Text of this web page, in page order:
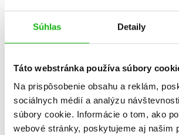
Súhlas Detaily
Táto webstránka používa súbory
Na prispôsobenie obsahu a reklám,
sociálnych médií a analýzu
súbory cookie. Informácie o tom, ako
webové stránky, poskytujeme aj našim
B
Veci v pohybe: Traktor
Christian Jeremies